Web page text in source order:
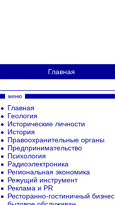
Главная
меню
Главная
Геология
Исторические личности
История
Правоохранительные органы
Предпринимательство
Психология
Радиоэлектроника
Региональная экономика
Режущий инструмент
Реклама и PR
Ресторанно-гостиничный бизнес